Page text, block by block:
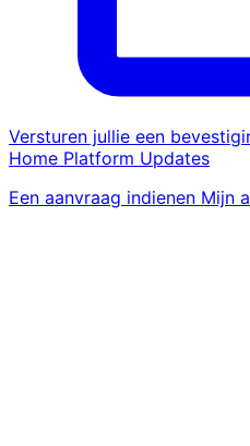
Versturen jullie een
Home Platform Updates
Een aanvraag indienen Mijn